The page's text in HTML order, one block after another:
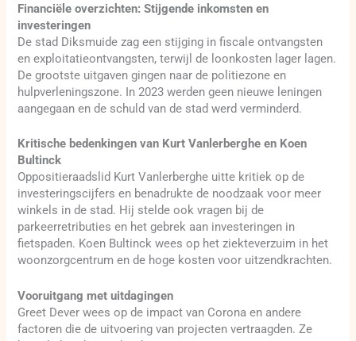
Financiële overzichten: Stijgende inkomsten en
investeringen
De stad Diksmuide zag een stijging in fiscale ontvangsten
en exploitatieontvangsten, terwijl de loonkosten lager lagen.
De grootste uitgaven gingen naar de politiezone en
hulpverleningszone. In 2023 werden geen nieuwe leningen
aangegaan en de schuld van de stad werd verminderd.
Kritische bedenkingen van Kurt Vanlerberghe en Koen
Bultinck
Oppositieraadslid Kurt Vanlerberghe uitte kritiek op de
investeringscijfers en benadrukte de noodzaak voor meer
winkels in de stad. Hij stelde ook vragen bij de
parkeerretributies en het gebrek aan investeringen in
fietspaden. Koen Bultinck wees op het ziekteverzuim in het
woonzorgcentrum en de hoge kosten voor uitzendkrachten.
Vooruitgang met uitdagingen
Greet Dever wees op de impact van Corona en andere
factoren die de uitvoering van projecten vertraagden. Ze